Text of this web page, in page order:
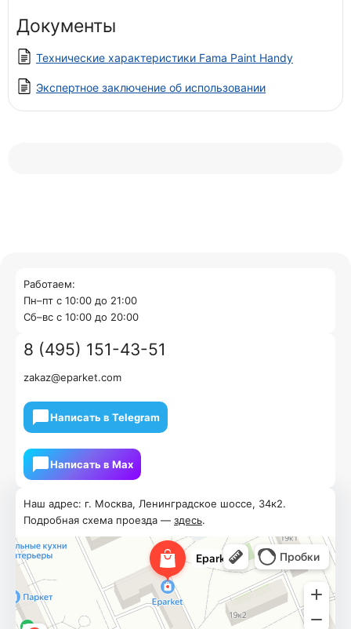
Документы
Технические характеристики Fama Paint Handy
Экспертное заключение об использовании
Наш адрес: г. Москва, Ленинградское шоссе, 34к2.
Подробная схема проезда — здесь.
Работаем:
Пн–пт с 10:00 до 21:00
Cб–вс с 10:00 до 20:00
8 (495) 151-43-51
zakaz@eparket.com
Написать в Telegram
Написать в Мах